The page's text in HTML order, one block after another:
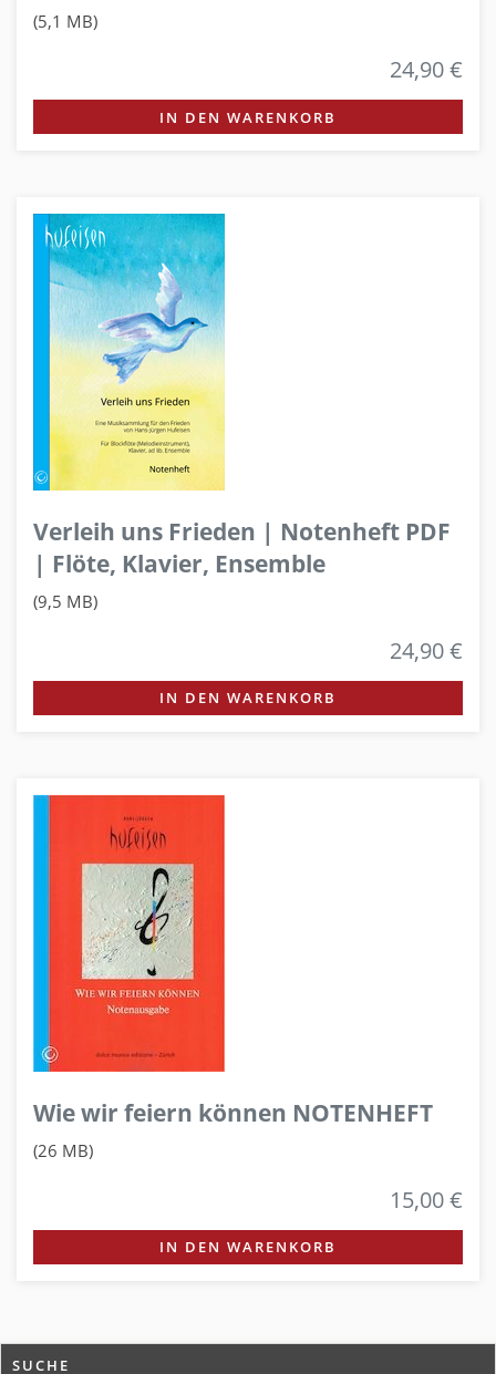
(5,1 MB)
24,90 €
IN DEN WARENKORB
Verleih uns Frieden | Notenheft PDF
| Flöte, Klavier, Ensemble
(9,5 MB)
24,90 €
IN DEN WARENKORB
Wie wir feiern können NOTENHEFT
(26 MB)
15,00 €
IN DEN WARENKORB
SUCHE